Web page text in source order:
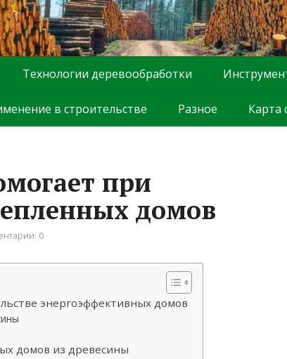
Технологии деревообработки
в строительстве Разное Карта
при
домов
0
энергоэффективных домов
домов из древесины